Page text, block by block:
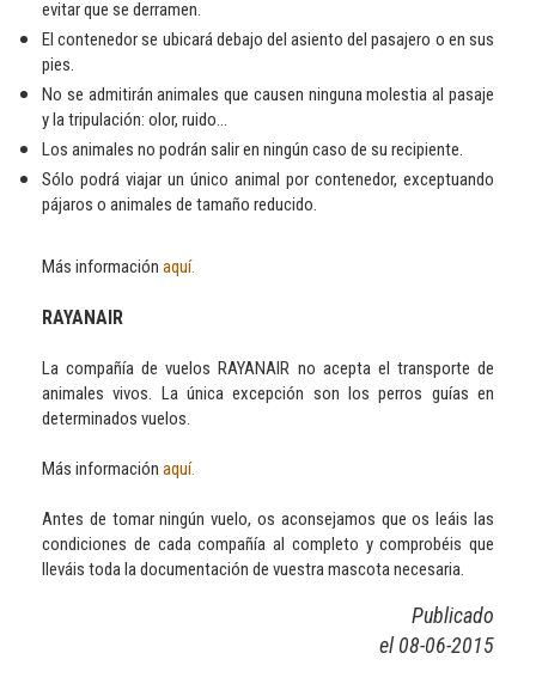
evitar que se derramen.
El contenedor se ubicará debajo del asiento del pasajero o en sus
pies.
No se admitirán animales que causen ninguna molestia al pasaje
y la tripulación: olor, ruido...
Los animales no podrán salir en ningún caso de su recipiente.
Sólo podrá viajar un único animal por contenedor, exceptuando
pájaros o animales de tamaño reducido.
Más información aquí.
RAYANAIR
La compañía de vuelos RAYANAIR no acepta el transporte de
animales vivos. La única excepción son los perros guías en
determinados vuelos.
Más información aquí.
Antes de tomar ningún vuelo, os aconsejamos que os leáis las
condiciones de cada compañía al completo y comprobéis que
lleváis toda la documentación de vuestra mascota necesaria.
Publicado
el 08-06-2015